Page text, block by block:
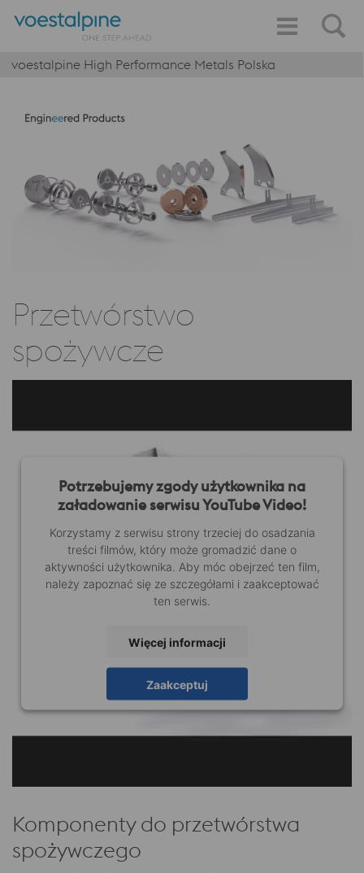
voestalpine High Performance Metals Polska
Przetwórstwo
spożywcze
Potrzebujemy zgody użytkownika na
załadowanie serwisu YouTube Video!
Korzystamy z serwisu strony trzeciej do osadzania
treści filmów, który może gromadzić dane o
aktywności użytkownika. Aby móc obejrzeć ten film,
należy zapoznać się ze szczegółami i zaakceptować
ten serwis.
Więcej informacji
Zaakceptuj
Komponenty do przetwórstwa
spożywczego